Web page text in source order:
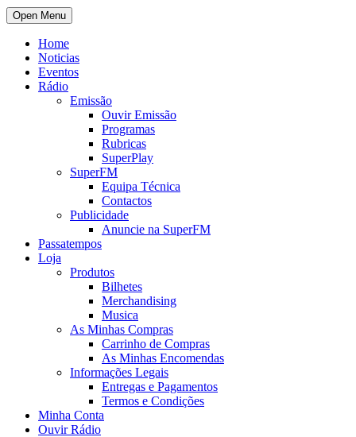
Open Menu
Home
Noticias
Eventos
Rádio
Emissão
Ouvir Emissão
Programas
Rubricas
SuperPlay
SuperFM
Equipa Técnica
Contactos
Publicidade
Anuncie na SuperFM
Passatempos
Loja
Produtos
Bilhetes
Merchandising
Musica
As Minhas Compras
Carrinho de Compras
As Minhas Encomendas
Informações Legais
Entregas e Pagamentos
Termos e Condições
Minha Conta
Ouvir Rádio